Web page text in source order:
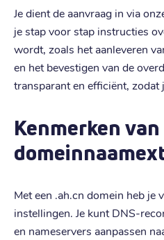
Je dient de aanvraag in via
je stap voor stap instructies
wordt, zoals het aanleveren
en het bevestigen van de
transparant en efficiënt, zodat
Kenmerken van
Met een .ah.cn domein heb
instellingen. Je kunt DNS-
en nameservers aanpassen